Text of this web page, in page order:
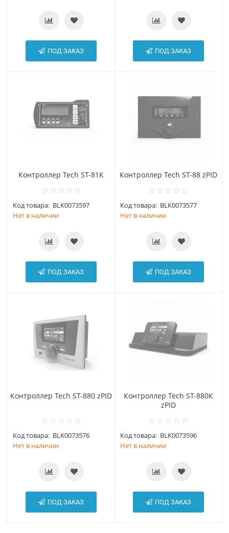
ПОД ЗАКАЗ ПОД ЗАКАЗ
Контроллер Tech ST-81К
Код товара: BLK0073597
Нет в наличии
ПОД ЗАКАЗ
Контроллер Tech ST-88 zPID
Код товара: BLK0073577
Нет в наличии
ПОД ЗАКАЗ
Контроллер Tech ST-880 zPID
Код товара: BLK0073576
Нет в наличии
ПОД ЗАКАЗ
Контроллер Tech ST-880К
zPID
Код товара: BLK0073596
Нет в наличии
ПОД ЗАКАЗ